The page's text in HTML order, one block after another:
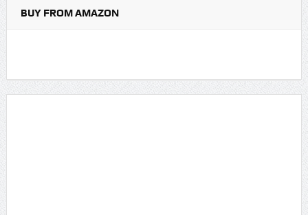
BUY FROM AMAZON